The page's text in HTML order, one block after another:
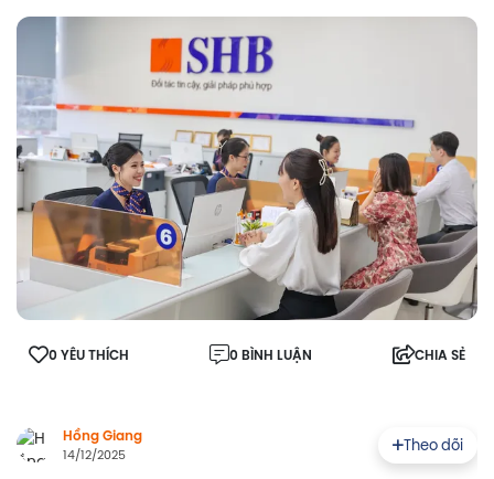
0 YÊU THÍCH 0 BÌNH LUẬN CHIA SẺ
Hồng Giang
14/12/2025
Theo dõi